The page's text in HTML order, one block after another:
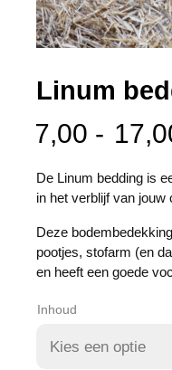
Linum
7,00 -
De Linum bedding is
in het verblijf van jouw
Deze
pootjes, stofarm (en
en heeft een goede
Inhoud